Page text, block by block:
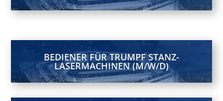
BEDIENER FÜR TRUMPF STANZ-
LASERMACHINEN (M/W/D)